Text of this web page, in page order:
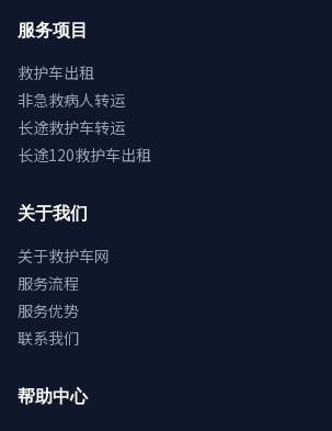
服务项目
救护车出租
非急救病人转运
长途救护车转运
长途120救护车出租
关于我们
关于救护车网
服务流程
服务优势
联系我们
帮助中心